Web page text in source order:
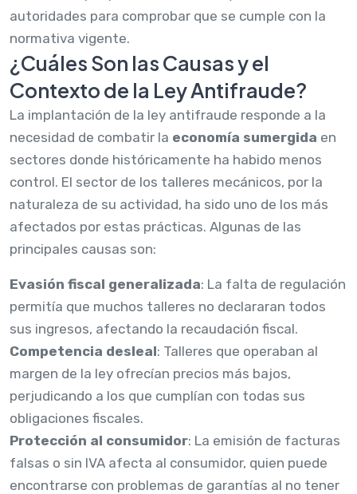
autoridades para comprobar que se cumple con la
normativa vigente.
¿Cuáles Son las Causas y el
Contexto de la Ley Antifraude?
La implantación de la ley antifraude responde a la
necesidad de combatir la economía sumergida en
sectores donde históricamente ha habido menos
control. El sector de los talleres mecánicos, por la
naturaleza de su actividad, ha sido uno de los más
afectados por estas prácticas. Algunas de las
principales causas son:
Evasión fiscal generalizada: La falta de regulación
permitía que muchos talleres no declararan todos
sus ingresos, afectando la recaudación fiscal.
Competencia desleal: Talleres que operaban al
margen de la ley ofrecían precios más bajos,
perjudicando a los que cumplían con todas sus
obligaciones fiscales.
Protección al consumidor: La emisión de facturas
falsas o sin IVA afecta al consumidor, quien puede
encontrarse con problemas de garantías al no tener